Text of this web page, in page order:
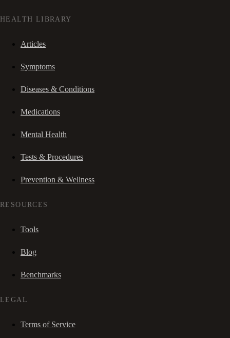
HEALTH LIBRARY
Articles
Symptoms
Diseases & Conditions
Medications
Mental Health
Tests & Procedures
Prevention & Wellness
RESOURCES
Tools
Blog
Benchmarks
LEGAL
Terms of Service